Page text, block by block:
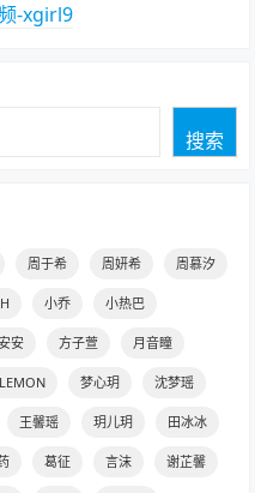
-xgirl9
搜索
周于希 周妍希 周慕汐
小乔 小热巴
安 方子萱 月音瞳
梦心玥 沈梦瑶
王馨瑶 玥儿玥 田冰冰
葛征 言沫 谢芷馨